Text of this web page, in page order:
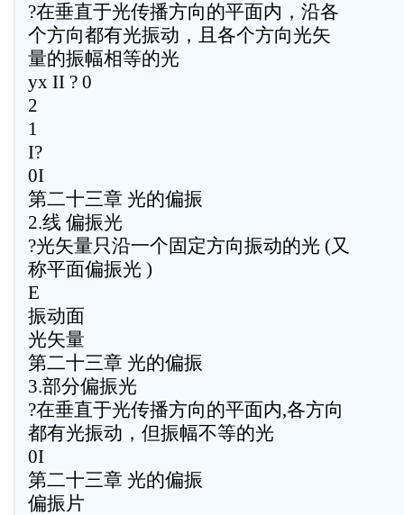
?在垂直于光传播方向的平面内，沿各
个方向都有光振动，且各个方向光矢
量的振幅相等的光
yx II ? 0
2
1
I?
0I
第二十三章 光的偏振
2.线 偏振光
?光矢量只沿一个固定方向振动的光 (又
称平面偏振光 )
E
振动面
光矢量
第二十三章 光的偏振
3.部分偏振光
?在垂直于光传播方向的平面内,各方向
都有光振动，但振幅不等的光
0I
第二十三章 光的偏振
偏振片